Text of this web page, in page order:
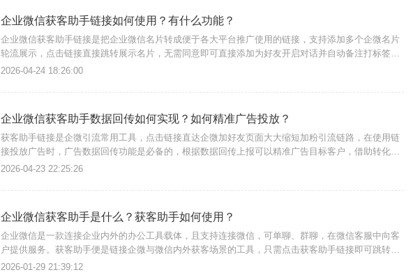
企业微信获客助手链接如何使用？有什么功能？
企业微信获客助手链接是把企业微信名片转成便于各大平台推广使用的链接，支持添加多个企微名片
轮流展示，点击链接直接跳转展示名片，无需同意即可直接添加为好友开启对话并自动备注打标签、
发送欢迎语，缩短加粉流程，提高客服工作效率，使用转化宝三方获客助手服务商即可生成、管理获
2026-04-24 18:26:00
企业微信获客助手数据回传如何实现？如何精准广告投放？
获客助手链接是企微引流常用工具，点击链接直达企微加好友页面大大缩短加粉引流链路，在使用链
接投放广告时，广告数据回传功能是必备的，根据数据回传上报可以精准广告目标客户，借助转化宝
这款三方获客助手工具服务商，即可实现此功能，无论是广告代投人员或商家用户都可以使用。{转化
2026-04-23 22:25:26
企业微信获客助手是什么？获客助手如何使用？
企业微信是一款连接企业内外的办公工具载体，且支持连接微信，可单聊、群聊，在微信客服中向客
户提供服务。获客助手便是链接企微与微信内外获客场景的工具，只需点击获客助手链接即可跳转企
微页面加好友，可提升企业获客转化效率，降低获客成本，获客链接支持数据统计回传。{转化宝}获
2026-01-29 21:39:12